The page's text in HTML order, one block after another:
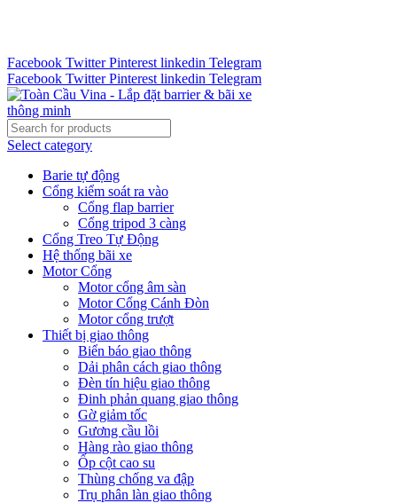
Facebook Twitter Pinterest linkedin Telegram
Facebook Twitter Pinterest linkedin Telegram
Select category
Barie tự động
Cổng kiểm soát ra vào
Cổng flap barrier
Cổng tripod 3 càng
Cổng Treo Tự Động
Hệ thống bãi xe
Motor Cổng
Motor cổng âm sàn
Motor Cổng Cánh Đòn
Motor cổng trượt
Thiết bị giao thông
Biển báo giao thông
Dải phân cách giao thông
Đèn tín hiệu giao thông
Đinh phản quang giao thông
Gờ giảm tốc
Gương cầu lồi
Hàng rào giao thông
Ốp cột cao su
Thùng chống va đập
Trụ phân làn giao thông